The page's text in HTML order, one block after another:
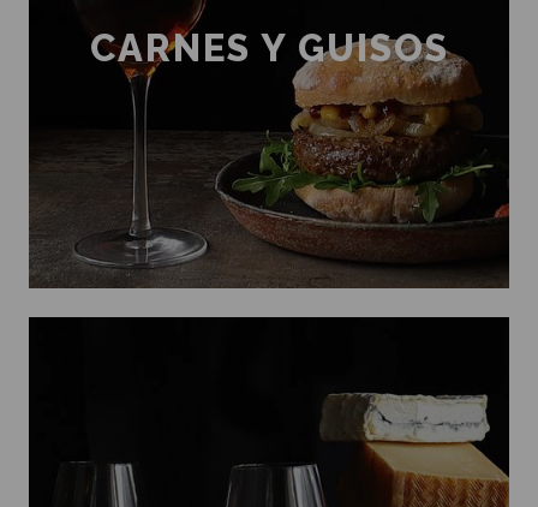
CARNES Y GUISOS